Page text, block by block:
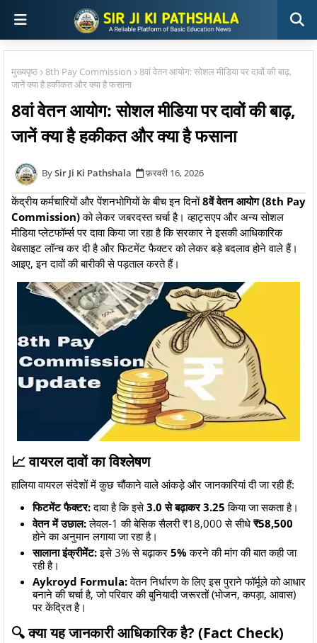
मुख्यपृष्ठ 8th Pay Commission
8वां वेतन आयोग: सोशल मीडिया पर दावों की बाढ़,
जानें क्या है हकीकत और क्या है फसाना
8वां वेतन आयोग: सोशल मीडिया पर दावों की बाढ़,
जानें क्या है हकीकत और क्या है फसाना
Sir Ji Ki Pathshala फ़रवरी 16, 2026
केंद्रीय कर्मचारियों और पेंशनभोगियों के बीच इन दिनों8वें वेतन आयोग (8th Pay
Commission)को लेकर जबरदस्त चर्चा है। व्हाट्सएप और अन्य सोशल
मीडिया प्लेटफॉर्म्स पर दावा किया जा रहा है कि सरकार ने इसकी आधिकारिक
वेबसाइट लॉन्च कर दी है और फिटमेंट फैक्टर को लेकर बड़े बदलाव होने वाले हैं।
आइए, इन दावों की बारीकी से पड़ताल करते हैं।
​📈 वायरल दावों का विश्लेषण
​हालिया वायरल संदेशों में कुछ चौंकाने वाले आंकड़े और जानकारियां दी जा रही हैं:
फिटमेंट फैक्टर:दावा है कि इसे3.0 से बढ़ाकर 3.25 किया जा सकता है।
वेतन में उछाल:लेवल-1 की बेसिक सैलरी ₹18,000 से सीधे ₹58,500
होने का अनुमान लगाया जा रहा है।
सालाना इंक्रीमेंट:इसे 3% से बढ़ाकर 5% करने की मांग की बात कही जा
रही है।
Aykroyd Formula:वेतन निर्धारण के लिए इस पुराने फॉर्मूले को आधार
बनाने की चर्चा है, जो परिवार की बुनियादी जरूरतों (भोजन, कपड़ा, आवास)
पर केंद्रित है।
​🔍 क्या यह जानकारी आधिकारिक है? (Fact Check)